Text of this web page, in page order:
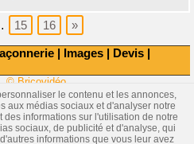
| Images | Devis |
15 16 »
© Bricovidéo
le contenu et les annonces,
aux médias sociaux et d'analyser notre
informations sur l'utilisation de notre
sociaux, de publicité et d'analyse, qui
informations que vous leur avez